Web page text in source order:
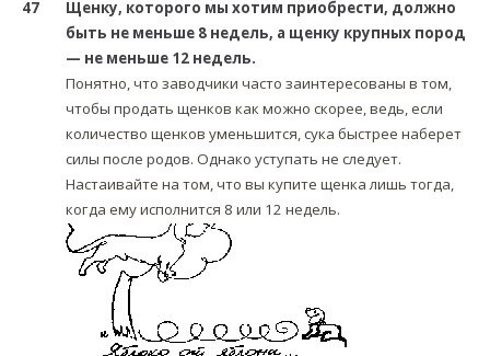
47
Щенку, которого мы хотим приобрести, должно
быть не меньше 8 недель, а щенку крупных пород
— не меньше 12 недель.
Понятно, что заводчики часто заинтересованы в том,
чтобы продать щенков как можно скорее, ведь, если
количество щенков уменьшится, сука быстрее наберет
силы после родов. Однако уступать не следует.
Настаивайте на том, что вы купите щенка лишь тогда,
когда ему исполнится 8 или 12 недель.